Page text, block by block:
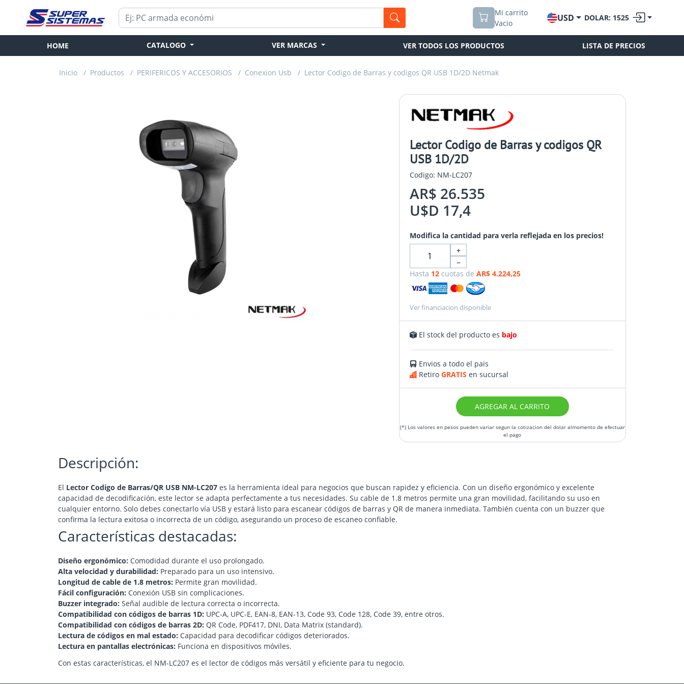
Mi carrito
Vacio
USD DOLAR: 1525
HOME CATALOGO VER MARCAS VER TODOS LOS PRODUCTOS LISTA DE PRECIOS
Inicio / Productos / PERIFERICOS Y ACCESORIOS / Conexion Usb / Lector Codigo de Barras y codigos QR USB 1D/2D Netmak
Lector Codigo de Barras y codigos QR
USB 1D/2D
Codigo: NM-LC207
AR$ 26.535
U$D 17,4
Modifica la cantidad para verla reflejada en los precios!
+
−
Hasta 12cuotas de AR$ 4.224,25
Ver financiacion disponible
El stock del producto es bajo
Envios a todo el pais
Retiro GRATIS en sucursal
AGREGAR AL CARRITO
(*) Los valores en pesos pueden variar segun la cotizacion del dolar almomento de efectuar
el pago
Descripción:
El Lector Codigo de Barras/QR USB NM-LC207 es la herramienta ideal para negocios que buscan rapidez y eficiencia. Con un diseño ergonómico y excelente
capacidad de decodificación, este lector se adapta perfectamente a tus necesidades. Su cable de 1.8 metros permite una gran movilidad, facilitando su uso en
cualquier entorno. Solo debes conectarlo vía USB y estará listo para escanear códigos de barras y QR de manera inmediata. También cuenta con un buzzer que
confirma la lectura exitosa o incorrecta de un código, asegurando un proceso de escaneo confiable.
Características destacadas:
Diseño ergonómico: Comodidad durante el uso prolongado.
Alta velocidad y durabilidad: Preparado para un uso intensivo.
Longitud de cable de 1.8 metros: Permite gran movilidad.
Fácil configuración: Conexión USB sin complicaciones.
Buzzer integrado: Señal audible de lectura correcta o incorrecta.
Compatibilidad con códigos de barras 1D: UPC-A, UPC-E, EAN-8, EAN-13, Code 93, Code 128, Code 39, entre otros.
Compatibilidad con códigos de barras 2D: QR Code, PDF417, DNI, Data Matrix (standard).
Lectura de códigos en mal estado: Capacidad para decodificar códigos deteriorados.
Lectura en pantallas electrónicas: Funciona en dispositivos móviles.
Con estas características, el NM-LC207 es el lector de códigos más versátil y eficiente para tu negocio.